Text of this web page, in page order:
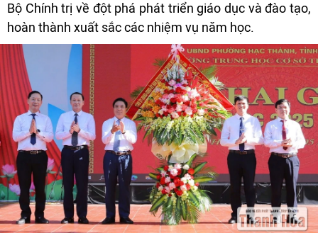
Bộ Chính trị về đột phá phát triển giáo dục và đào tạo,
hoàn thành xuất sắc các nhiệm vụ năm học.